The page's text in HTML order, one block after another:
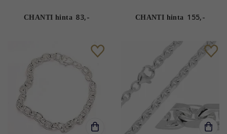
CHANTI hinta 83,- CHANTI hinta 155,-